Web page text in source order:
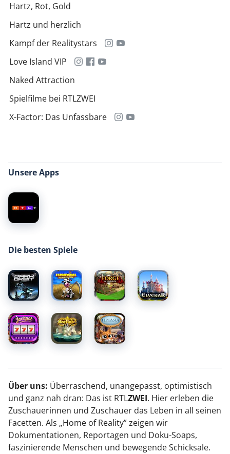
Hartz, Rot, Gold
Hartz und herzlich
Kampf der Realitystars
Love Island VIP
Naked Attraction
Spielfilme bei RTLZWEI
X-Factor: Das Unfassbare
Unsere Apps
Die besten Spiele
Über uns: Überraschend, unangepasst, optimistisch
und ganz nah dran: Das ist RTLZWEI. Hier erleben die
Zuschauerinnen und Zuschauer das Leben in all seinen
Facetten. Als „Home of Reality” zeigen wir
Dokumentationen, Reportagen und Doku-Soaps,
faszinierende Menschen und bewegende Schicksale.